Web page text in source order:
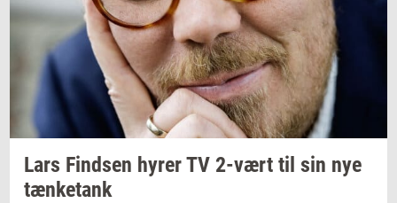
Lars Find­sen hyrer TV 2-vært til sin nye
tæn­ket­ank